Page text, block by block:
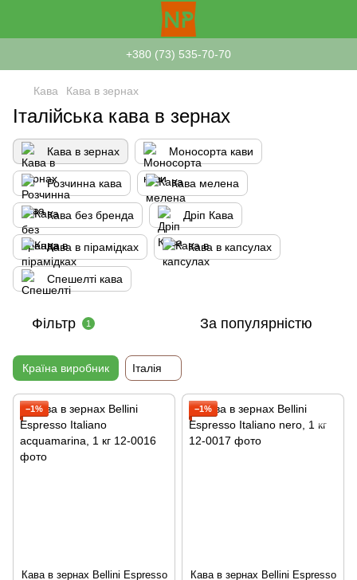
+380 (73) 535-70-70
Кава Кава в зернах
Італійська кава в зернах
Кава в зернах Моносорта кави
Розчинна кава Кава мелена
Кава без бренда Дріп Кава
Кава в пірамідках Кава в капсулах
Спешелті кава
Фільтр 1 За популярністю
Країна виробник Італія
−1%
Кава в зернах Bellini Espresso
−1%
Кава в зернах Bellini Espresso